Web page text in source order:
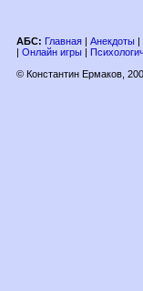
АБС: Главная | Анекдоты |
| Онлайн игры |
© Константин Ермаков,